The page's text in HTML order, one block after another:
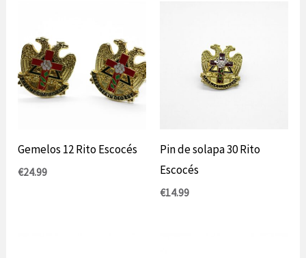
Gemelos 12 Rito Escocés
€24.99
Pin de solapa 30 Rito
Escocés
€14.99